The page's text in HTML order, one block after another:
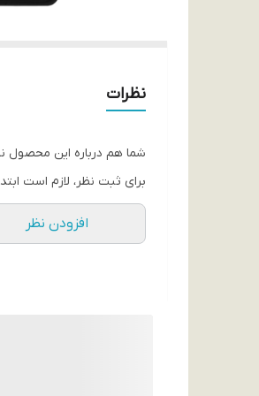
نظرات
شما هم درباره این محصول
برای ثبت نظر، لازم است
افزودن نظر